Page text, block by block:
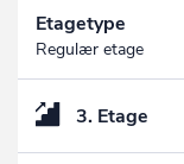
Etagetype
Regulær etage
3. Etage